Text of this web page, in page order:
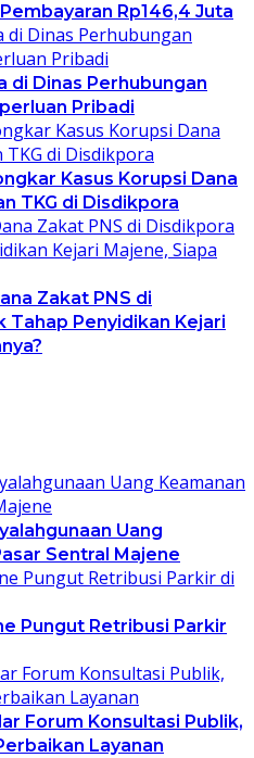
Rp146,4 Juta
di Dinas Perhubungan
Pribadi
Kasus Korupsi Dana
TKG di Disdikpora
Zakat PNS di
Tahap Penyidikan Kejari
Uang
Sentral Majene
Pungut Retribusi Parkir
Forum Konsultasi Publik,
Layanan